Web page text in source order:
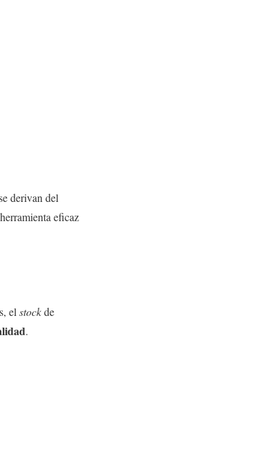
derivan del
eficaz
el stockde
.